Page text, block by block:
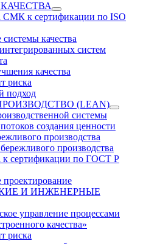
СМК к сертификации по ISO
качества
систем
качества
риска
подход
(LEAN)
системы
создания ценности
производства
производства
к сертификации по ГОСТ Р
проектирование
И ИНЖЕНЕРНЫЕ
управление процессами
качества»
риска